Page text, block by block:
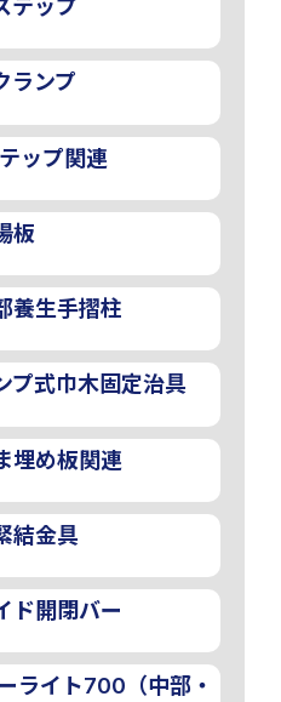
テップ
ランプ
ップ関連
板
養生手摺柱
プ式巾木固定治具
埋め板関連
結金具
ド開閉バー
ライト700（中部・
像